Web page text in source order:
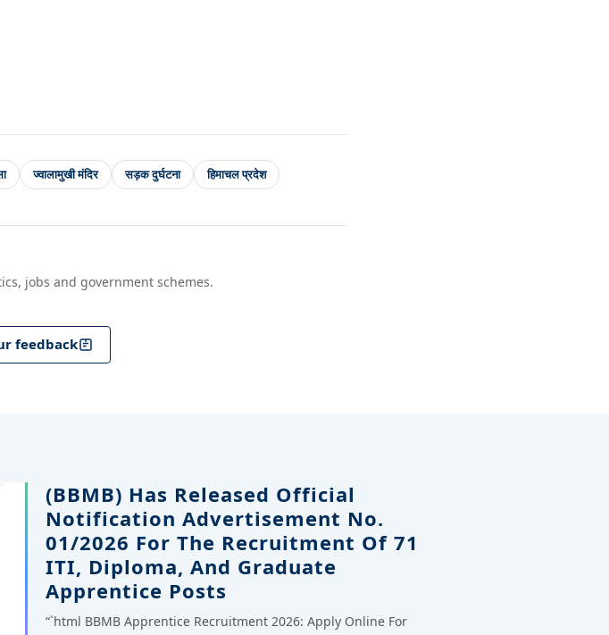
ज्वालामुखी मंदिर सड़क दुर्घटना हिमाचल प्रदेश
jobs and government schemes.
feedback
(BBMB) Has Released Official
Notification Advertisement No.
01/2026 For The Recruitment Of 71
ITI, Diploma, And Graduate
Apprentice Posts
“`html BBMB Apprentice Recruitment 2026: Apply Online For